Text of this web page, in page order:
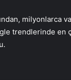
milyonlarca
trendlerinde